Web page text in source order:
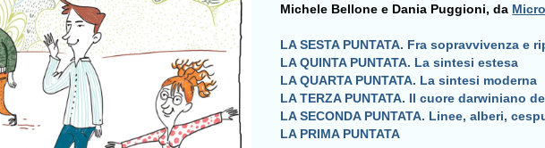
Michele Bellone e Dania Puggioni, da
LA SESTA PUNTATA. Fra sopravvivenza
LA QUINTA PUNTATA. La sintesi estesa
LA QUARTA PUNTATA. La sintesi moderna
LA TERZA PUNTATA. Il cuore darwiniano
LA SECONDA PUNTATA. Linee, alberi,
LA PRIMA PUNTATA